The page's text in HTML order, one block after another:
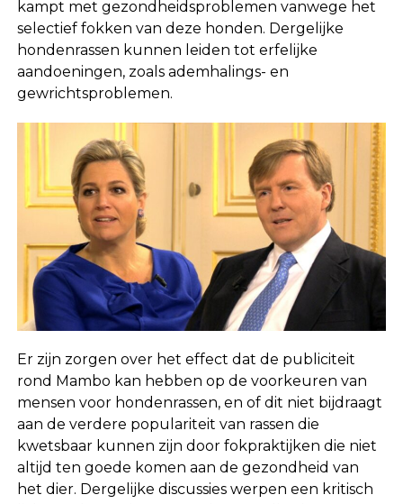
kampt met gezondheidsproblemen vanwege het
selectief fokken van deze honden. Dergelijke
hondenrassen kunnen leiden tot erfelijke
aandoeningen, zoals ademhalings- en
gewrichtsproblemen.
Er zijn zorgen over het effect dat de publiciteit
rond Mambo kan hebben op de voorkeuren van
mensen voor hondenrassen, en of dit niet bijdraagt
aan de verdere populariteit van rassen die
kwetsbaar kunnen zijn door fokpraktijken die niet
altijd ten goede komen aan de gezondheid van
het dier. Dergelijke discussies werpen een kritisch